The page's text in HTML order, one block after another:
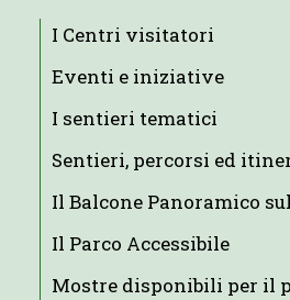
I Centri visitatori
Eventi e iniziative
I sentieri tematici
Sentieri, percorsi ed
Il Balcone Panoramico
Il Parco Accessibile
Mostre disponibili per il